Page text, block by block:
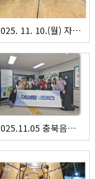
2025. 11. 10.(월) 자조모임'다모아'
2025.11.05 충북음성장애인자립생활센터 내방